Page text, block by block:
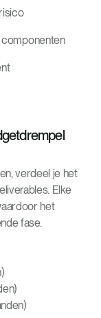
verdeel je het
Elke
het
fase.